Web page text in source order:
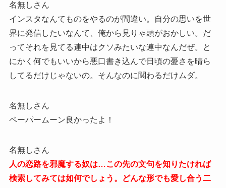
名無しさん
インスタなんてものをやるのが間違い。自分の思いを世
界に発信したいなんて、俺から見りゃ頭がおかしい。だ
ってそれを見てる連中はクソみたいな連中なんだぜ。と
にかく何でもいいから悪口書き込んで日頃の憂さを晴ら
してるだけじゃないの。そんなのに関わるだけムダ。
名無しさん
ペーパームーン良かったよ！
名無しさん
人の恋路を邪魔する奴は…この先の文句を知りたければ
検索してみては如何でしょう。どんな形でも愛し合う二